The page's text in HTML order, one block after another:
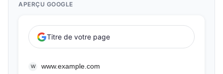
APERÇU GOOGLE
Titre de votre page
W www.example.com